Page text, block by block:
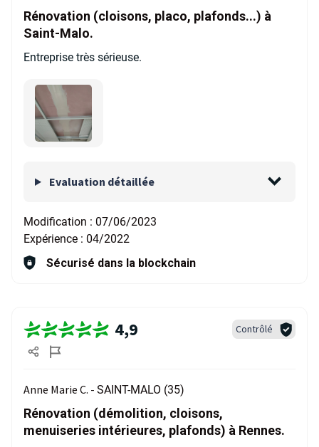
Rénovation (cloisons, placo, plafonds...) à
Saint-Malo.
Entreprise très sérieuse.
Evaluation détaillée
Modification : 07/06/2023
Expérience : 04/2022
Sécurisé dans la blockchain
4,9 Contrôlé
Anne Marie C. - SAINT-MALO (35)
Rénovation (démolition, cloisons,
menuiseries intérieures, plafonds) à Rennes.